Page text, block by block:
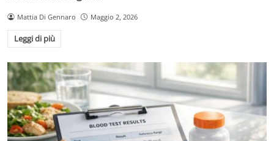
Mattia Di Gennaro Maggio 2, 2026
Leggi di più